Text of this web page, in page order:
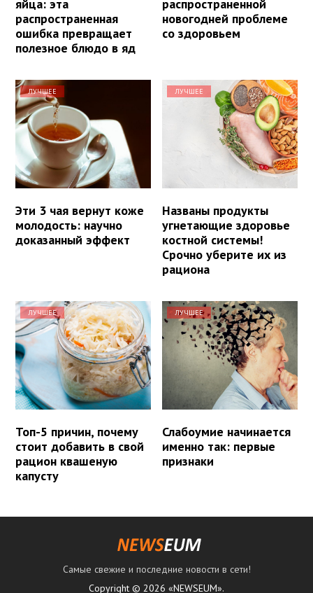
яйца: эта
распространенная
ошибка превращает
полезное блюдо в яд
распространенной
новогодней проблеме
со здоровьем
ЛУЧШЕЕ
Эти 3 чая вернут коже
молодость: научно
доказанный эффект
ЛУЧШЕЕ
Названы продукты
угнетающие здоровье
костной системы!
Срочно уберите их из
рациона
ЛУЧШЕЕ
Топ-5 причин, почему
стоит добавить в свой
рацион квашеную
капусту
ЛУЧШЕЕ
Слабоумие начинается
именно так: первые
признаки
Самые свежие и последние новости в сети!
Copyright © 2026 «NEWSEUM».